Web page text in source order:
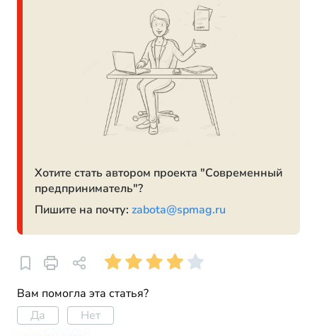
Хотите стать автором проекта "Современный
предприниматель"?
Пишите на почту: zabota@spmag.ru
Вам помогла эта статья?
Да
Нет